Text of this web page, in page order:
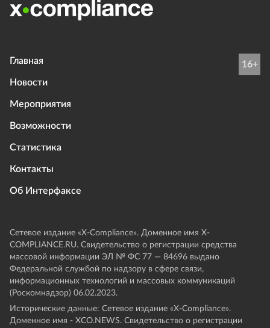
Главная
Новости
Мероприятия
Возможности
Статистика
Контакты
Об Интерфаксе
16+
Сетевое издание «Х-Compliance». Доменное имя X-
COMPLIANCE.RU. Свидетельство о регистрации средства
массовой информации ЭЛ № ФС 77 — 84696 выдано
Федеральной службой по надзору в сфере связи,
информационных технологий и массовых коммуникаций
(Роскомнадзор) 06.02.2023.
Исторические данные: Сетевое издание «Х-Compliance».
Доменное имя - XCO.NEWS. Свидетельство о регистрации